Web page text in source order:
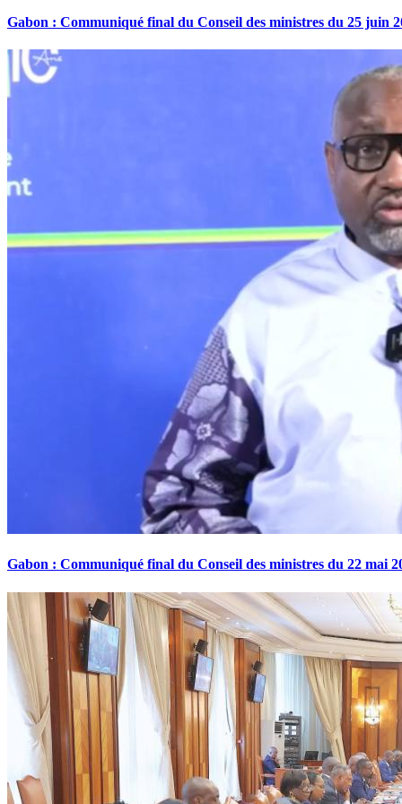
Gabon : Communiqué final du Conseil des ministres du 25 juin
Gabon : Communiqué final du Conseil des ministres du 22 mai